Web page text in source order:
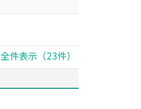
全件表示（23件）